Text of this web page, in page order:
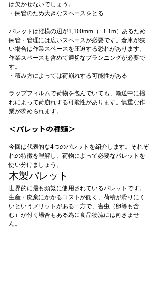
は欠かせないでしょう。
パレットは縦横の辺が1,100mm（=1.1m）あるため
保管・管理には広いスペースが必要です。倉庫が狭
い場合は作業スペースを圧迫する恐れがあります。
作業スペースも含めて適切なプランニングが必要で
す。
ラップフィルムで荷物を包んでいても、輸送中に揺
れによって荷崩れする可能性があります。慎重な作
業が求められます。
＜パレットの種類＞
今回は代表的な4つのパレットを紹介します。それぞ
れの特徴を理解し、荷物によって必要なパレットを
使い分けましょう。
木製パレット
世界的に最も頻繁に使用されているパレットです。
生産・廃棄にかかるコストが低く、荷積が滑りにく
いというメリットがある一方で、害虫（卵等も含
む）が付く場合もある為に食品物流には向きませ
ん。